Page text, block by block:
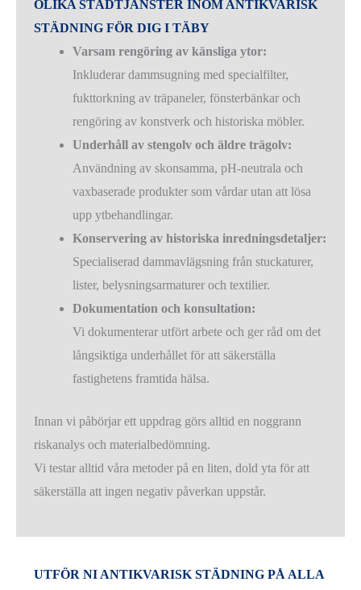
OLIKA STÄDTJÄNSTER INOM ANTIKVARISK
STÄDNING FÖR DIG I TÄBY
Varsam rengöring av känsliga ytor:
Inkluderar dammsugning med specialfilter,
fukttorkning av träpaneler, fönsterbänkar och
rengöring av konstverk och historiska möbler.
Underhåll av stengolv och äldre trägolv:
Användning av skonsamma, pH-neutrala och
vaxbaserade produkter som vårdar utan att lösa
upp ytbehandlingar.
Konservering av historiska inredningsdetaljer:
Specialiserad dammavlägsning från stuckaturer,
lister, belysningsarmaturer och textilier.
Dokumentation och konsultation:
Vi dokumenterar utfört arbete och ger råd om det
långsiktiga underhållet för att säkerställa
fastighetens framtida hälsa.
Innan vi påbörjar ett uppdrag görs alltid en noggrann
riskanalys och materialbedömning.
Vi testar alltid våra metoder på en liten, dold yta för att
säkerställa att ingen negativ påverkan uppstår.
UTFÖR NI ANTIKVARISK STÄDNING PÅ ALLA